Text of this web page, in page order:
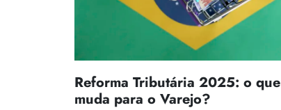
Reforma Tributária 2025: o que
muda para o Varejo?